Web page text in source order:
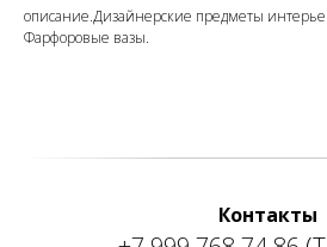
описание.Дизайнерские предметы
Фарфоровые вазы.
Контакты